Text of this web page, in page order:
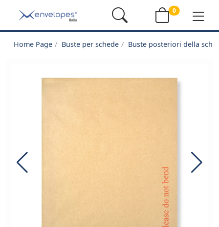
0
Home Page Buste per schede Buste posteriori della